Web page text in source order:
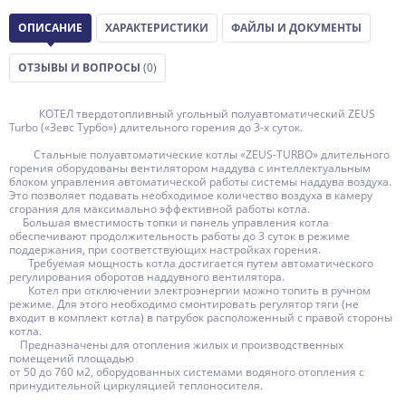
ОПИСАНИЕ ХАРАКТЕРИСТИКИ ФАЙЛЫ И ДОКУМЕНТЫ
ОТЗЫВЫ И ВОПРОСЫ (0)
КОТЕЛ твердотопливный угольный полуавтоматический ZEUS
Turbo («Зевс Турбо») длительного горения до 3-х суток.
Стальные полуавтоматические котлы «ZEUS-TURBO» длительного
горения оборудованы вентилятором наддува с интеллектуальным
блоком управления автоматической работы системы наддува воздуха.
Это позволяет подавать необходимое количество воздуха в камеру
сгорания для максимально эффективной работы котла.
Большая вместимость топки и панель управления котла
обеспечивают продолжительность работы до 3 суток в режиме
поддержания, при соответствующих настройках горения.
Требуемая мощность котла достигается путем автоматического
регулирования оборотов наддувного вентилятора.
Котел при отключении электроэнергии можно топить в ручном
режиме. Для этого необходимо смонтировать регулятор тяги (не
входит в комплект котла) в патрубок расположенный с правой стороны
котла.
Предназначены для отопления жилых и производственных
помещений площадью
от 50 до 760 м2, оборудованных системами водяного отопления с
принудительной циркуляцией теплоносителя.